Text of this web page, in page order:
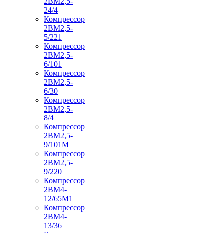
24/4
Компрессор
2ВМ2,5-
5/221
Компрессор
2ВМ2,5-
6/101
Компрессор
2ВМ2,5-
6/30
Компрессор
2ВМ2,5-
8/4
Компрессор
2ВМ2,5-
9/101М
Компрессор
2ВМ2,5-
9/220
Компрессор
2ВМ4-
12/65М1
Компрессор
2ВМ4-
13/36